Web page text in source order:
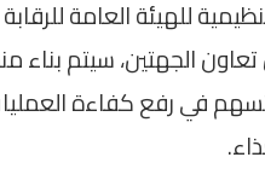
للهيئة العامة
الجهتين، سيتم بناء
في رفع كفاءة